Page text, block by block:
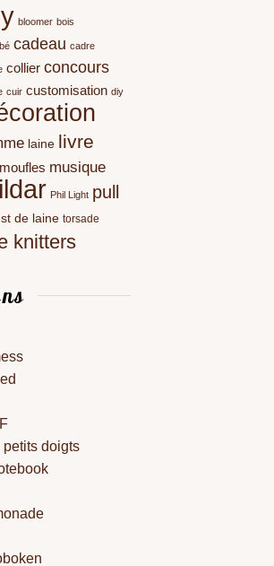
bloomer bois
cadeau cadre
collier concours
cuir customisation diy
laine livre
moufles musique
Phil Light pull
de laine torsade
knitters
petits doigts